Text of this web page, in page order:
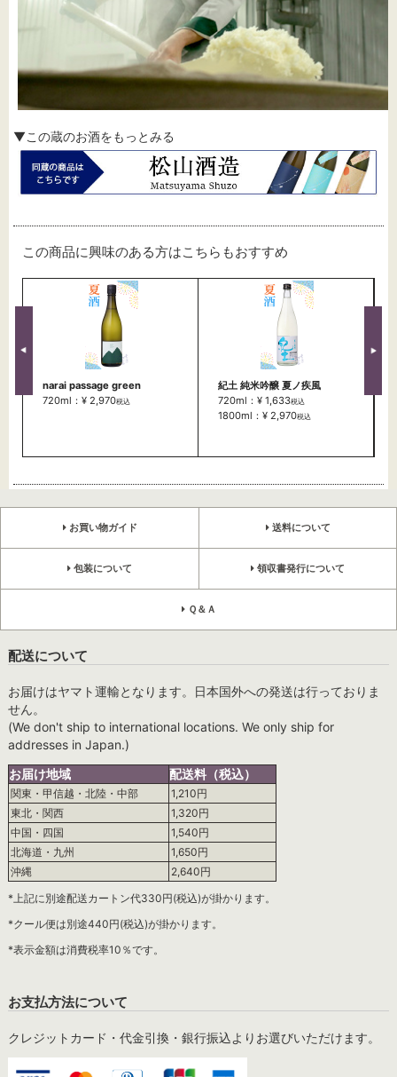
▼この蔵のお酒をもっとみる
この商品に興味のある方はこちらもおすすめ
narai passage green
720ml：¥ 2,970税込
紀土 純米吟醸 夏ノ疾風
720ml：¥ 1,633税込
1800ml：¥ 2,970税込
お買い物ガイド 送料について
包装について 領収書発行について
Ｑ＆Ａ
配送について
お届けはヤマト運輸となります。日本国外への発送は行っておりま
せん。
(We don't ship to international locations. We only ship for
addresses in Japan.)
お届け地域
配送料（税込）
関東・甲信越・北陸・中部
1,210円
東北・関西
1,320円
中国・四国
1,540円
北海道・九州
1,650円
沖縄
2,640円
*上記に別途配送カートン代330円(税込)が掛かります。
*クール便は別途440円(税込)が掛かります。
*表示金額は消費税率10％です。
お支払方法について
クレジットカード・代金引換・銀行振込よりお選びいただけます。